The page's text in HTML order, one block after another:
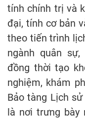
tính chính trị và
đại, tính cơ bản
theo tiến trình
ngành quân
đồng thời tạo
nghiệm, khám
Bảo tàng Lịch
là nơi trưng bày